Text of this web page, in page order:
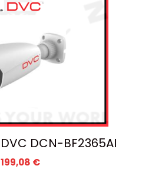
DVC DCN-BF2365AI
199,08 €